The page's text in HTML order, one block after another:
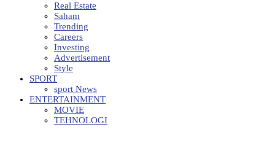
Real Estate
Saham
Trending
Careers
Investing
Advertisement
Style
SPORT
sport News
ENTERTAINMENT
MOVIE
TEHNOLOGI